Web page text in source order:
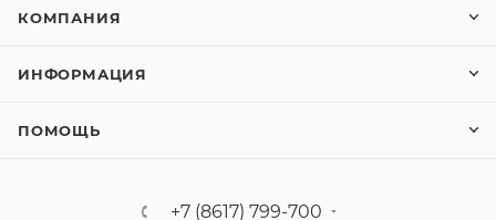
КОМПАНИЯ
ИНФОРМАЦИЯ
ПОМОЩЬ
+7 (8617) 799-700